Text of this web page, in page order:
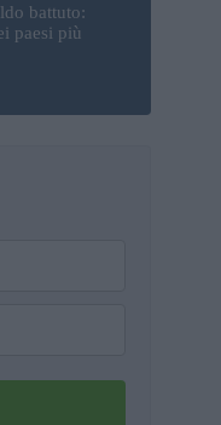
battuto:
paesi più